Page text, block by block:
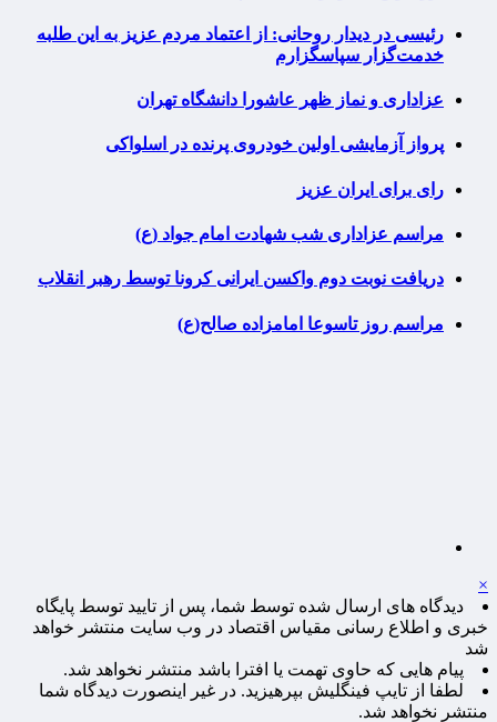
رئیسی در دیدار روحانی: از اعتماد مردم عزیز به این طلبه
خدمت‌گزار سپاسگزارم
عزاداری و نماز ظهر عاشورا دانشگاه تهران
پرواز آزمایشی اولین خودروی پرنده در اسلواکی
رای برای ایران عزیز
مراسم عزاداری شب شهادت امام جواد (ع)
دریافت نوبت دوم واکسن ایرانی کرونا توسط رهبر انقلاب
مراسم روز تاسوعا امامزاده صالح(ع)
×
دیدگاه های ارسال شده توسط شما، پس از تایید توسط پایگاه
خبری و اطلاع رسانی مقیاس اقتصاد در وب سایت منتشر خواهد
شد
پیام هایی که حاوی تهمت یا افترا باشد منتشر نخواهد شد.
لطفا از تایپ فینگلیش بپرهیزید. در غیر اینصورت دیدگاه شما
منتشر نخواهد شد.